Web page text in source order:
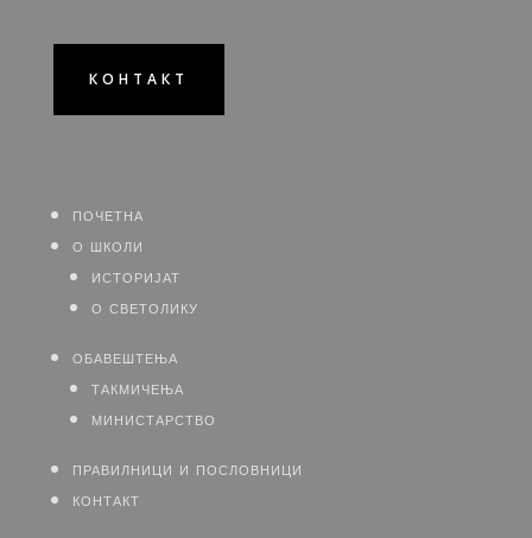
КОНТАКТ
почетна
о школи
историјат
о светолику
обавештења
такмичења
министарство
правилници и пословници
контакт